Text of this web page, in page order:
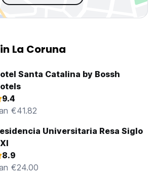
La Coruna
Santa Catalina by Bossh
9.4
€41.82
Universitaria Resa Siglo
8.9
€24.00